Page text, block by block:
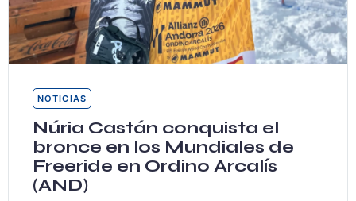
NOTICIAS
Núria Castán conquista el
bronce en los Mundiales de
Freeride en Ordino Arcalís
(AND)